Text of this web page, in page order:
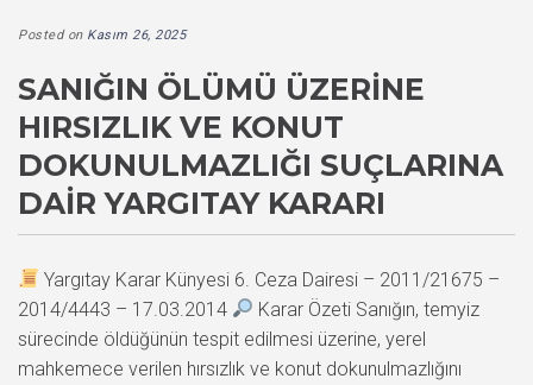
Posted on Kasım 26, 2025
SANIĞIN ÖLÜMÜ ÜZERINE
HIRSIZLIK VE KONUT
DOKUNULMAZLIĞI SUÇLARINA
DAIR YARGITAY KARARI
Yargıtay Karar Künyesi 6. Ceza Dairesi – 2011/21675 –
2014/4443 – 17.03.2014
Karar Özeti Sanığın, temyiz
sürecinde öldüğünün tespit edilmesi üzerine, yerel
mahkemece verilen hırsızlık ve konut dokunulmazlığını